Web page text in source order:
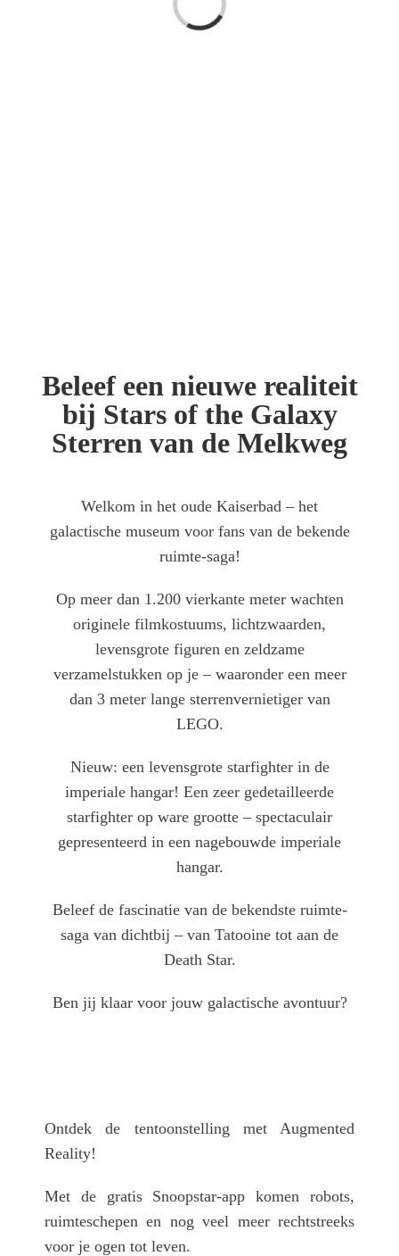
Aan het
Beleef een nieuwe realiteit
bij Stars of the Galaxy
Sterren van de Melkweg
Welkom in het oude Kaiserbad – het
galactische museum voor fans van de bekende
ruimte-saga!
Op meer dan 1.200 vierkante meter wachten
originele filmkostuums, lichtzwaarden,
levensgrote figuren en zeldzame
verzamelstukken op je – waaronder een meer
dan 3 meter lange sterrenvernietiger van
LEGO.
Nieuw: een levensgrote starfighter in de
imperiale hangar! Een zeer gedetailleerde
starfighter op ware grootte – spectaculair
gepresenteerd in een nagebouwde imperiale
hangar.
Beleef de fascinatie van de bekendste ruimte-
saga van dichtbij – van Tatooine tot aan de
Death Star.
Ben jij klaar voor jouw galactische avontuur?
Ontdek de tentoonstelling met Augmented
Reality!
Met de gratis Snoopstar-app komen robots,
ruimteschepen en nog veel meer rechtstreeks
voor je ogen tot leven.